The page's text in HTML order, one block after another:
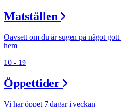
Matställen
Oavsett om du är sugen på något
hem
10 - 19
Öppettider
Vi har öppet 7 dagar i veckan